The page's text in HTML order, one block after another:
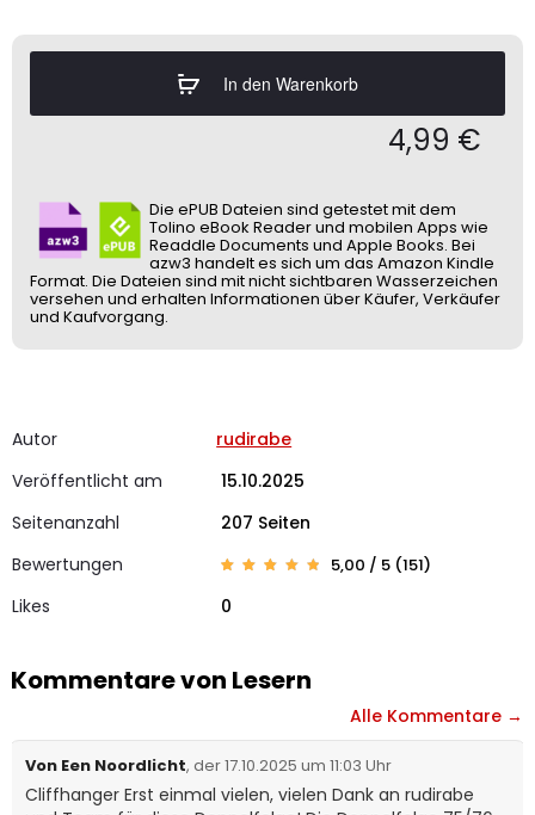
Autor
rudirabe
Veröffentlicht am
15.10.2025
Seitenanzahl
207 Seiten
Bewertungen
4.99
ngen
5,00 / 5 (151)
Likes 0
Kommentare von Lesern
Alle Kommentare →
Von Een Noordlicht, der 17.10.2025 um 11:03 Uhr
Cliffhanger Erst einmal vielen, vielen Dank an rudirabe
In den Warenkorb
4,99 €
Die ePUB Dateien sind getestet mit dem
Tolino eBook Reader und mobilen Apps wie
Readdle Documents und Apple Books. Bei
azw3 handelt es sich um das Amazon Kindle
Format. Die Dateien sind mit nicht sichtbaren Wasserzeichen
versehen und erhalten Informationen über Käufer, Verkäufer
und Kaufvorgang.